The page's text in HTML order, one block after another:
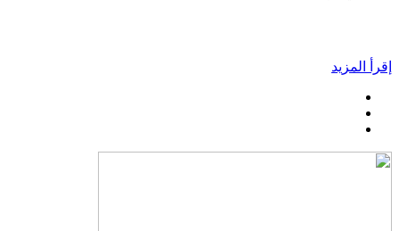
إقرأ المزيد